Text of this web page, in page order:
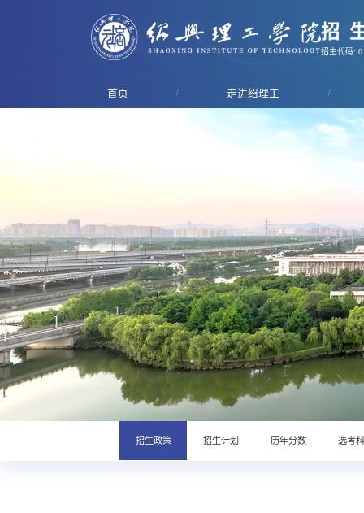
招
招生代码:
首页 / 走进绍理工 /
招生政策 招生计划 历年分数 选考